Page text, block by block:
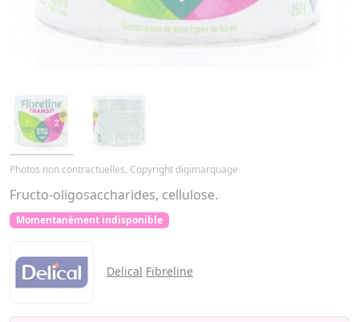
Photos non contractuelles. Copyright digimarquage
Fructo-oligosaccharides, cellulose.
Momentanément indisponible
Delical Fibreline